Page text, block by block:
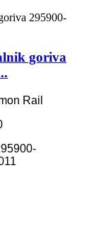
goriva
Rail